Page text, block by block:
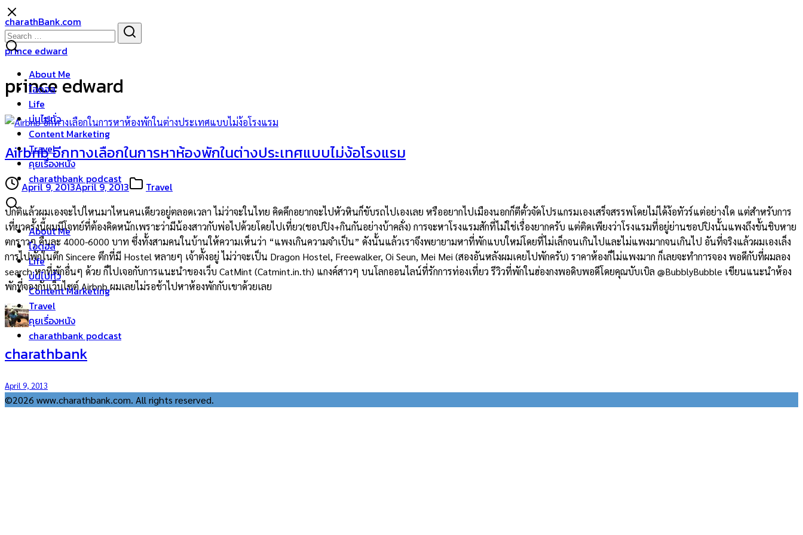
Skip
to
content
charathBank.com
About Me
ไอดอล
Life
บ่นไปทั่ว
Content Marketing
Travel
คุยเรื่องหนัง
charathbank podcast
About Me
ไอดอล
Life
บ่นไปทั่ว
Content Marketing
Travel
คุยเรื่องหนัง
charathbank podcast
Search
for:
prince edward
prince edward
Airbnb อีกทางเลือกในการหาห้องพักในต่างประเทศแบบไม่ง้อโรงแรม
April 9, 2013April 9, 2013 Travel
ปกติแล้วผมเองจะไปไหนมาไหนคนเดียวอยู่ตลอดเวลา ไม่ว่าจะในไทย คิดคึกอยากจะไปหัวหินก็ขับรถไปเองเลย หรืออยากไปเมืองนอกก็ตีตั๋วจัดโปรแกรมเองเสร็จสรรพโดยไม่ได้ง้อทัวร์แต่อย่างใด แต่สำหรับการ
เที่ยวครั้งนี้ผมมีโจทย์ที่ต้องคิดหนักเพราะว่ามีน้องสาวกับพ่อไปด้วยโดยไปเที่ยว(ชอปปิง+กินกันอย่างบ้าคลั่ง) การจะหาโรงแรมสักที่ไม่ใช่เรื่องยากครับ แต่ติดเพียงว่าโรงแรมที่อยู่ย่านชอปปิงนั้นแพงถึงขั้นชิบหาย
ตกราวๆ คืนละ 4000-6000 บาท ซึ่งทั้งสามคนในบ้านให้ความเห็นว่า “แพงเกินความจำเป็น” ดังนั้นแล้วเราจึงพยายามหาที่พักแบบใหม่โดยที่ไม่เล็กจนเกินไปและไม่แพงมากจนเกินไป อันที่จริงแล้วผมเองเล็ง
การไปพักในตึก Sincere ตึกที่มี Hostel หลายๆ เจ้าตั้งอยู่ ไม่ว่าจะเป็น Dragon Hostel, Freewalker, Oi Seun, Mei Mei (สองอันหลังผมเคยไปพักครับ) ราคาห้องก็ไม่แพงมาก ก็เลยจะทำการจอง พอดีกับที่ผมลอง
search หาที่พักอื่นๆ ด้วย ก็ไปเจอกับการแนะนำของเว็บ CatMint (Catmint.in.th) แกงค์สาวๆ บนโลกออนไลน์ที่รักการท่องเที่ยว รีวิวที่พักในฮ่องกงพอดิบพอดีโดยคุณบับเบิล @BubblyBubble เขียนแนะนำห้อง
พักที่จองกับเว็บไซต์ Airbnb ผมเลยไม่รอช้าไปหาห้องพักกับเขาด้วยเลย
charathbank
April 9, 2013
©2026 www.charathbank.com. All rights reserved.